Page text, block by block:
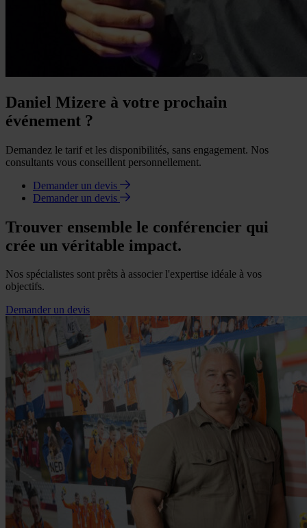
Daniel Mizere à votre prochain
événement ?
Demandez le tarif et les disponibilités, sans engagement. Nos
consultants vous conseillent personnellement.
Demander un devis
Demander un devis
Trouver ensemble le conférencier qui
crée un véritable impact.
Nos spécialistes sont prêts à associer l'expertise idéale à vos
objectifs.
Demander un devis